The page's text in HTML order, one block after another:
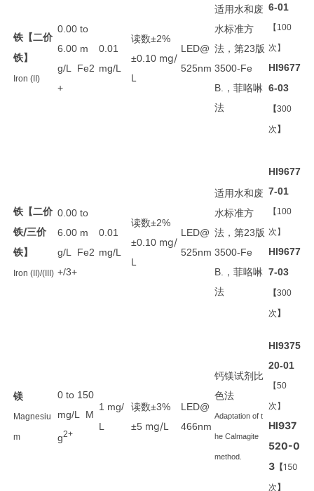
铁【二价
铁】
Iron (II)
0.00 to
6.00 m
g/L Fe2
+
0.01
mg/L
读数±2%
±0.10 mg/
L
LED@
525nm
适用水和废
水标准方
法 ， 第23版
3500-Fe
B.， 菲咯啉
法
6-01
【100
次】
HI9677
6-03
【300
次】
铁【二价
铁/三价
铁】
Iron (II)/(III)
0.00 to
6.00 m
g/L Fe2
+/3+
0.01
mg/L
读数±2%
±0.10 mg/
L
LED@
525nm
适用水和废
水标准方
法 ， 第23版
3500-Fe
B.， 菲咯啉
法
HI9677
7-01
【100
次】
HI9677
7-03
【300
次】
镁
Magnesiu
m
0 to 150
mg/L M
g2+
1 mg/
L
读数±3%
±5 mg/L
LED@
466nm
钙镁试剂比
色法
Adaptation of t
he Calmagite
method.
HI9375
20-01
【50
次】
HI937
520-0
3 【150
次】